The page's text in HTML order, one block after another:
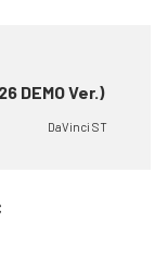
DEMO Ver.)
DaVinci ST